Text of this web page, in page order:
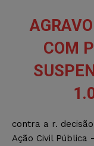
COM
contra a r.
Ação Civil Pública